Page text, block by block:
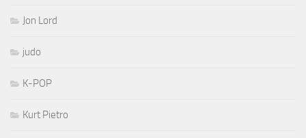
Jon Lord
judo
K-POP
Kurt Pietro